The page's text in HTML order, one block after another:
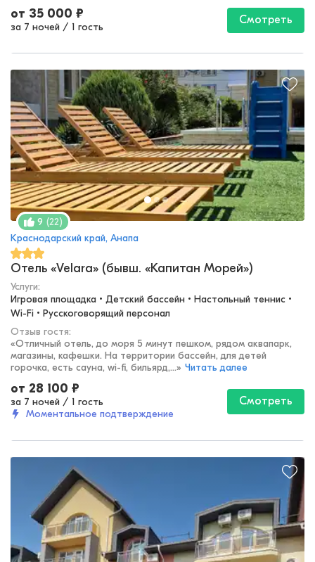
от 35 000 ₽
за 7 ночей / 1 гость
Смотреть
9 (22)
Краснодарский край, Анапа
Отель «Velara» (бывш. «Капитан Морей»)
Услуги:
Игровая площадка • Детский бассейн • Настольный теннис •
Wi-Fi • Русскоговорящий персонал
Отзыв гостя:
«Отличный отель, до моря 5 минут пешком, рядом аквапарк,
магазины, кафешки. На территории бассейн, для детей
горочка, есть сауна, wi-fi, бильярд,...» Читать далее
от 28 100 ₽
за 7 ночей / 1 гость
Моментальное подтверждение
Смотреть